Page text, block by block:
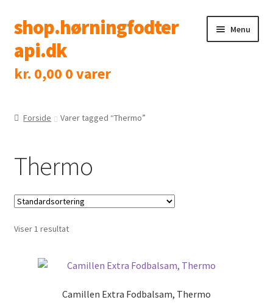
Spring
til
navigation
Spring
til
indhold
shop.hørningfodter
api.dk
Menu
Shop
Klinik
kr. 0,00 0 varer
Forside Varer tagged “Thermo”
Thermo
Viser 1 resultat
Camillen Extra Fodbalsam, Thermo